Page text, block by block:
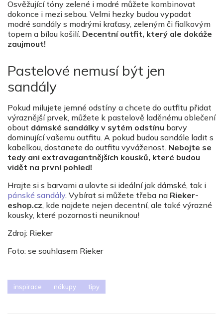
Osvěžující tóny zelené i modré můžete kombinovat
dokonce i mezi sebou. Velmi hezky budou vypadat
modré sandály s modrými kraťasy, zeleným či fialkovým
topem a bílou košilí. Decentní outfit, který ale dokáže
zaujmout!
Pastelové nemusí být jen
sandály
Pokud milujete jemné odstíny a chcete do outfitu přidat
výraznější prvek, můžete k pastelově laděnému oblečení
obout dámské sandálky v sytém odstínu barvy
dominující vašemu outfitu. A pokud budou sandále ladit s
kabelkou, dostanete do outfitu vyváženost. Nebojte se
tedy ani extravagantnějších kousků, které budou
vidět na první pohled!
Hrajte si s barvami a ulovte si ideální jak dámské, tak i
pánské sandály. Vybírat si můžete třeba na Rieker-
eshop.cz, kde najdete nejen decentní, ale také výrazné
kousky, které pozornosti neuniknou!
Zdroj: Rieker
Foto: se souhlasem Rieker
inspirace nákupy tipy